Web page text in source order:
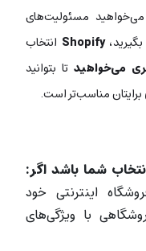
مسئولیت‌های
Shopify انتخاب
می‌خواهیدتا بتوانید
برایتان مناسب‌تر است.
اینترنتی خود
با ویژگی‌های